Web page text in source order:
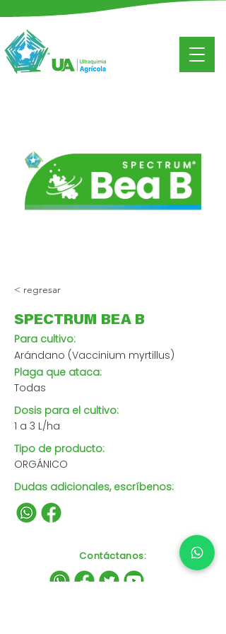
< regresar
SPECTRUM BEA B
Para cultivo:
Arándano (Vaccinium myrtillus)
Plaga que ataca:
Todas
Dosis para el cultivo:
1 a 3 L/ha
Tipo de producto:
ORGÁNICO
Dudas adicionales, escríbenos:
Contáctanos: